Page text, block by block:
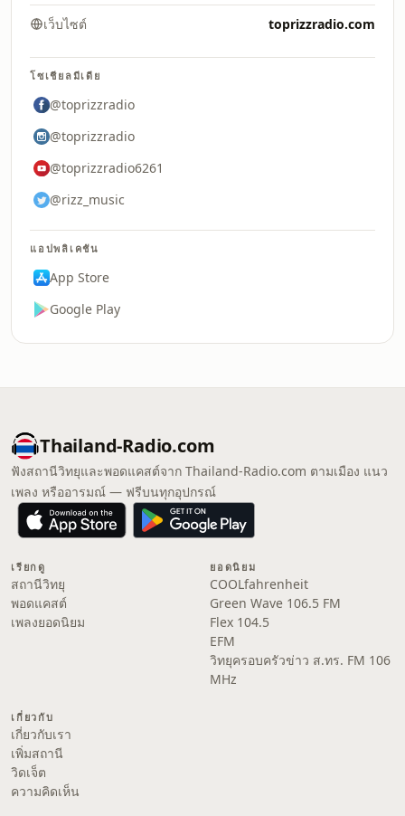
เว็บไซต์ toprizzradio.com
โซเชียลมีเดีย
@toprizzradio
@toprizzradio
@toprizzradio6261
@rizz_music
แอปพลิเคชัน
App Store
Google Play
Thailand-Radio.com
ฟังสถานีวิทยุและพอดแคสต์จาก Thailand-Radio.com ตามเมือง แนว
เพลง หรืออารมณ์ — ฟรีบนทุกอุปกรณ์
เรียกดู
สถานีวิทยุ
พอดแคสต์
เพลงยอดนิยม
ยอดนิยม
COOLfahrenheit
Green Wave 106.5 FM
Flex 104.5
EFM
วิทยุครอบครัวข่าว ส.ทร. FM 106
MHz
เกี่ยวกับ
เกี่ยวกับเรา
เพิ่มสถานี
วิดเจ็ต
ความคิดเห็น